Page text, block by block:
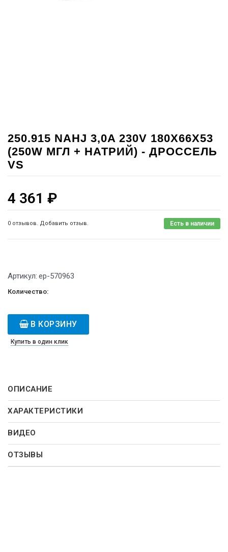
250.915 NAHJ 3,0A 230V 180X66X53
(250W МГЛ + НАТРИЙ) - ДРОССЕЛЬ
VS
4 361 ₽
0 отзывов. Добавить отзыв. Есть в наличии
Артикул: ep-570963
Количество:
В КОРЗИНУ
Купить в один клик
ОПИСАНИЕ
ХАРАКТЕРИСТИКИ
ВИДЕО
ОТЗЫВЫ